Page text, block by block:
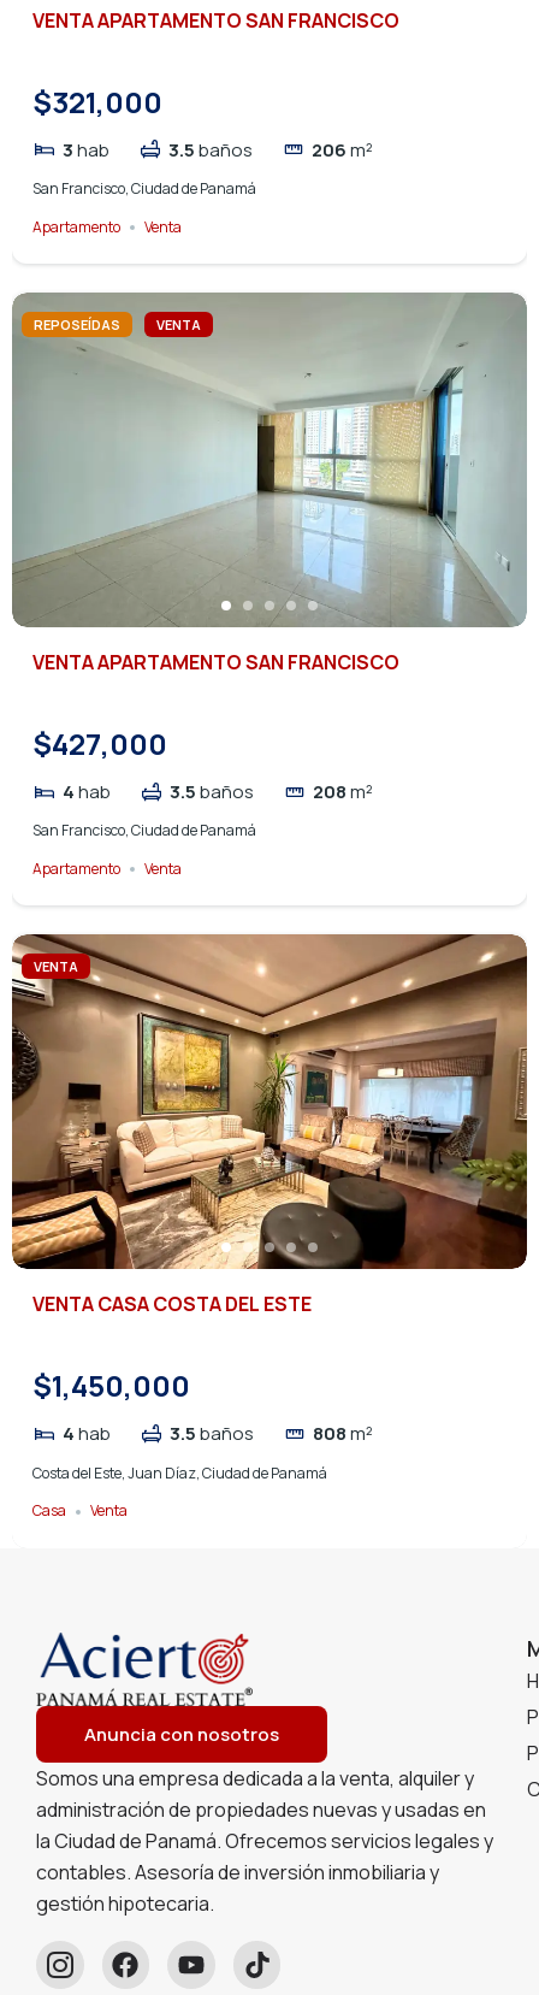
VENTA APARTAMENTO SAN FRANCISCO
$321,000
3hab 3.5baños 206m²
San Francisco, Ciudad de Panamá
Apartamento
Venta
REPOSEÍDAS VENTA
VENTA APARTAMENTO SAN FRANCISCO
$427,000
4hab 3.5baños 208m²
San Francisco, Ciudad de Panamá
Apartamento
Venta
VENTA
VENTA CASA COSTA DEL ESTE
$1,450,000
4hab 3.5baños 808m²
Costa del Este, Juan Díaz, Ciudad de Panamá
Casa
Venta
Anuncia con nosotros
Somos una empresa dedicada a la venta, alquiler y
administración de propiedades nuevas y usadas en
la Ciudad de Panamá. Ofrecemos servicios legales y
contables. Asesoría de inversión inmobiliaria y
gestión hipotecaria.